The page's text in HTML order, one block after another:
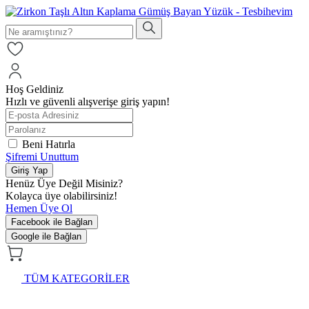
Hoş Geldiniz
Hızlı ve güvenli alışverişe giriş yapın!
Beni Hatırla
Şifremi Unuttum
Giriş Yap
Henüz Üye Değil Misiniz?
Kolayca üye olabilirsiniz!
Hemen Üye Ol
Facebook ile Bağlan
Google ile Bağlan
TÜM KATEGORİLER